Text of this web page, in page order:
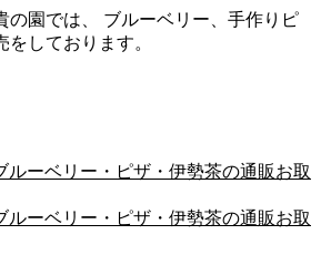
の園では、 ブルーベリー、手作りピ
しております。